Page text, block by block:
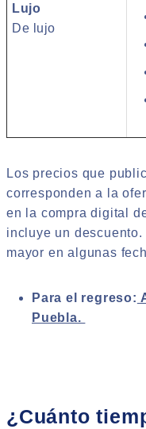
Lujo
De lujo
Los precios que
corresponden a la
en la compra digital
incluye un
mayor en algunas
Para el regreso:
Puebla.
¿Cuánto